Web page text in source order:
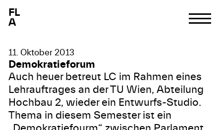
FL
A
11. Oktober 2013
Demokratieforum
Auch heuer betreut LC im Rahmen eines
Lehrauftrages an der TU Wien, Abteilung
Hochbau 2, wieder ein Entwurfs-Studio.
Thema in diesem Semester ist ein